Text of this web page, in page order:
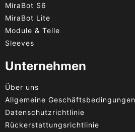
MiraBot S6
MiraBot Lite
Module & Teile
Sleeves
Unternehmen
Über uns
Allgemeine Geschäftsbedingungen
Datenschutzrichtlinie
Rückerstattungsrichtlinie